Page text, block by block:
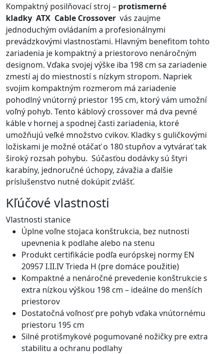
Kompaktný posilňovací stroj – protismerné
kladky ATX Cable Crossover vás zaujme
jednoduchým ovládaním a profesionálnymi
prevádzkovými vlastnosťami. Hlavným benefitom tohto
zariadenia je kompaktný a priestorovo nenáročným
designom. Vďaka svojej výške iba 198 cm sa zariadenie
zmestí aj do miestností s nízkym stropom. Napriek
svojim kompaktným rozmerom má zariadenie
pohodlný vnútorný priestor 195 cm, ktorý vám umožní
voľný pohyb. Tento káblový crossover má dva pevné
káble v hornej a spodnej časti zariadenia, ktoré
umožňujú veľké množstvo cvikov. Kladky s guličkovými
ložiskami je možné otáčať o 180 stupňov a vytvárať tak
široký rozsah pohybu. Súčasťou dodávky sú štyri
karabíny, jednoručné úchopy, závažia a ďalšie
príslušenstvo nutné dokúpiť zvlášť.
Kľúčové vlastnosti
Vlastnosti stanice
Úplne voľne stojaca konštrukcia, bez nutnosti
upevnenia k podlahe alebo na stenu
Produkt certifikácie podľa európskej normy EN
20957 I.II.IV Trieda H (pre domáce použitie)
Kompaktné a nenáročné prevedenie konštrukcie s
extra nízkou výškou 198 cm – ideálne do menších
priestorov
Dostatočná voľnosť pre pohyb vďaka vnútornému
priestoru 195 cm
Silné protišmykové pogumované nožičky pre extra
stabilitu a ochranu podlahy